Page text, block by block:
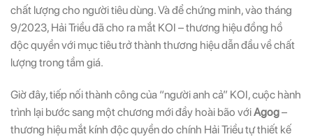
chất lượng cho người tiêu dùng. Và để chứng minh, vào tháng
9/2023, Hải Triều đã cho ra mắt KOI – thương hiệu đồng hồ
độc quyền với mục tiêu trở thành thương hiệu dẫn đầu về chất
lượng trong tầm giá.
Giờ đây, tiếp nối thành công của “người anh cả” KOI, cuộc hành
trình lại bước sang một chương mới đầy hoài bão vớiAgog–
thương hiệu mắt kính độc quyền do chính Hải Triều tự thiết kế